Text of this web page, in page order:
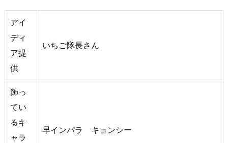
アイ
ディ
ア提
供
いちご隊長さん
飾っ
てい
るキ
ャラ
早インパラ キョンシー